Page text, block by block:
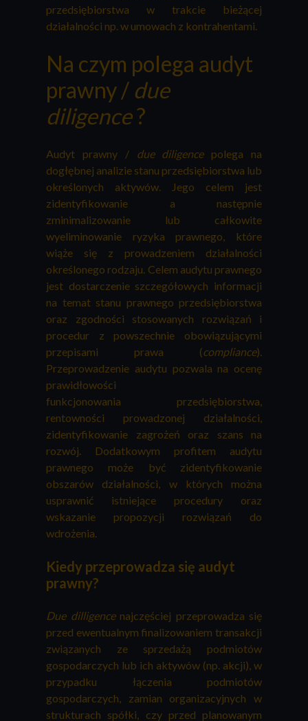
przedsiębiorstwa w trakcie bieżącej
działalności np. w umowach z kontrahentami.
Na czym polega audyt
prawny / due
diligence?
Audyt prawny / due diligencepolega na
dogłębnej analizie stanu przedsiębiorstwa lub
określonych aktywów. Jego celem jest
zidentyfikowanie a następnie
zminimalizowanie lub całkowite
wyeliminowanie ryzyka prawnego, które
wiąże się z prowadzeniem działalności
określonego rodzaju. Celem audytu prawnego
jest dostarczenie szczegółowych informacji
na temat stanu prawnego przedsiębiorstwa
oraz zgodności stosowanych rozwiązań i
procedur z powszechnie obowiązującymi
przepisami prawa (compliance).
Przeprowadzenie audytu pozwala na ocenę
prawidłowości
funkcjonowania przedsiębiorstwa,
rentowności prowadzonej działalności,
zidentyfikowanie zagrożeń oraz szans na
rozwój. Dodatkowym profitem audytu
prawnego może być zidentyfikowanie
obszarów działalności, w których można
usprawnić istniejące procedury oraz
wskazanie propozycji rozwiązań do
wdrożenia.
Kiedy przeprowadza się audyt
prawny?
Due dilligencenajczęściej przeprowadza się
przed ewentualnym finalizowaniem transakcji
związanych ze sprzedażą podmiotów
gospodarczych lub ich aktywów (np. akcji), w
przypadku łączenia podmiotów
gospodarczych, zamian organizacyjnych w
strukturach spółki, czy przed planowanym